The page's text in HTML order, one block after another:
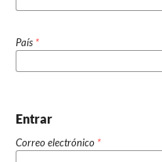
País *
Entrar
Correo electrónico *